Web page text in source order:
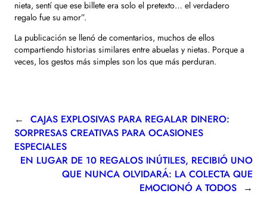
nieta, sentí que ese billete era solo el pretexto… el verdadero
regalo fue su amor”.
La publicación se llenó de comentarios, muchos de ellos
compartiendo historias similares entre abuelas y nietas. Porque a
veces, los gestos más simples son los que más perduran.
←
CAJAS EXPLOSIVAS PARA REGALAR DINERO:
SORPRESAS CREATIVAS PARA OCASIONES
ESPECIALES
EN LUGAR DE 10 REGALOS INÚTILES, RECIBIÓ UNO
QUE NUNCA OLVIDARÁ: LA COLECTA QUE
EMOCIONÓ A TODOS
→